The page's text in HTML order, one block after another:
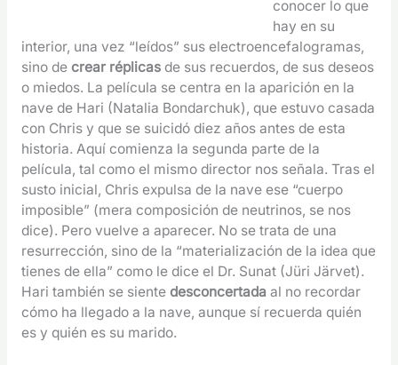
conocer lo que
hay en su
interior, una vez “leídos” sus electroencefalogramas,
sino de crear réplicasde sus recuerdos, de sus deseos
o miedos. La película se centra en la aparición en la
nave de Hari (Natalia Bondarchuk), que estuvo casada
con Chris y que se suicidó diez años antes de esta
historia. Aquí comienza la segunda parte de la
película, tal como el mismo director nos señala. Tras el
susto inicial, Chris expulsa de la nave ese “cuerpo
imposible” (mera composición de neutrinos, se nos
dice). Pero vuelve a aparecer. No se trata de una
resurrección, sino de la “materialización de la idea que
tienes de ella” como le dice el Dr. Sunat (Jüri Järvet).
Hari también se siente desconcertada al no recordar
cómo ha llegado a la nave, aunque sí recuerda quién
es y quién es su marido.